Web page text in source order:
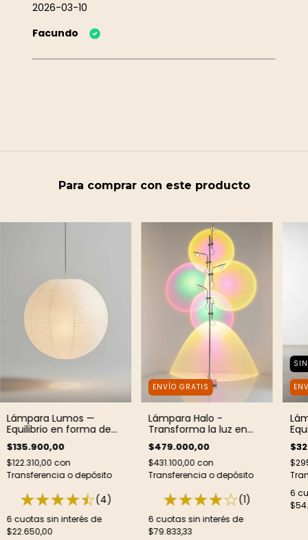
2026-03-10
Facundo
Para comprar con este producto
Lámpara Lumos —
Equilibrio en forma de
sol
$135.900,00
$122.310,00 con
Transferencia o depósito
(4)
6 cuotas sin interés de
$22.650,00
ENVÍO GRATIS
Lámpara Halo -
Transforma la luz en
arte
$479.000,00
$431.100,00 con
Transferencia o depósito
(1)
6 cuotas sin interés de
$79.833,33
6